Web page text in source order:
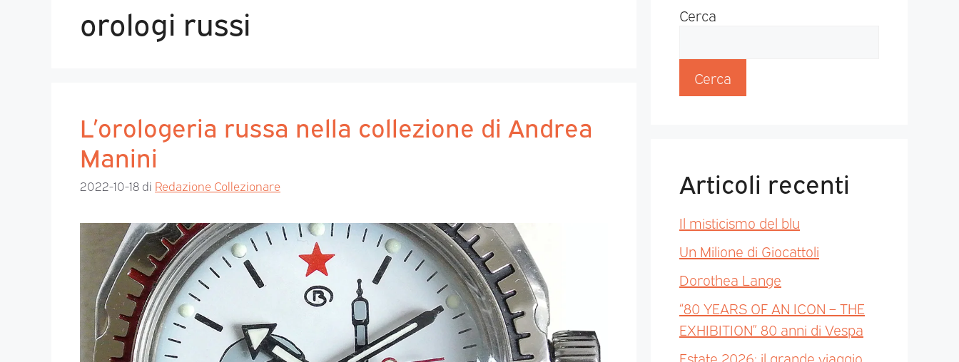
orologi russi
L’orologeria russa nella collezione di Andrea
Manini
2022-10-18 di Redazione Collezionare
Cerca
Cerca
Articoli recenti
Il misticismo del blu
Un Milione di Giocattoli
Dorothea Lange
“80 YEARS OF AN ICON – THE
EXHIBITION” 80 anni di Vespa
Estate 2026: il grande viaggio